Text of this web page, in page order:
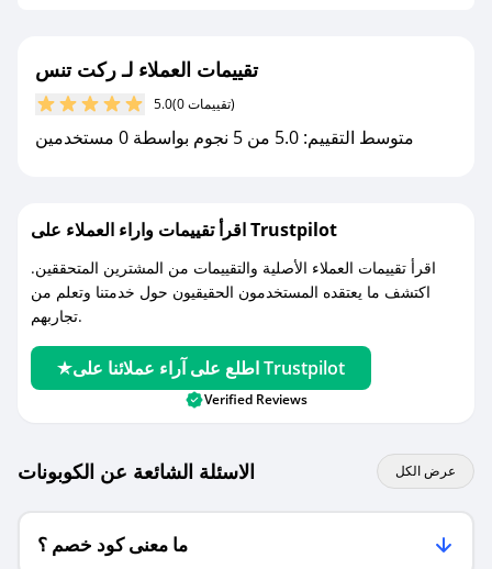
مع صحصح، تسوق بذكاء ووفّر على كل مشترياتك مع
تقييمات العملاء لـ ركت تنس
5.0 (0 تقييمات)
متوسط التقييم: 5.0 من 5 نجوم بواسطة 0 مستخدمين
اقرأ تقييمات واراء العملاء على Trustpilot
اقرأ تقييمات العملاء الأصلية والتقييمات من المشترين المتحققين.
اكتشف ما يعتقده المستخدمون الحقيقيون حول خدمتنا وتعلم من
تجاربهم.
اطلع على آراء عملائنا على Trustpilot
Verified Reviews
الاسئلة الشائعة عن الكوبونات عرض الكل
ما معنى كود خصم ؟